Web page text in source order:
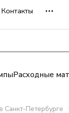
Контакты
Расходные
Санкт-Петербурге